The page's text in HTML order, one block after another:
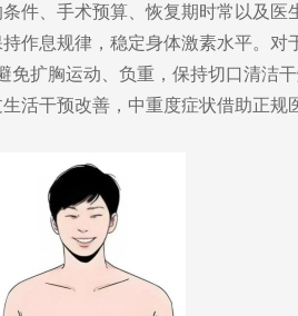
件、手术预算、恢复期时常以及医
作息规律，稳定身体激素水平。 对
免扩胸运动、负重， 保持切口清洁
活干预改善，中重度症状借助正规